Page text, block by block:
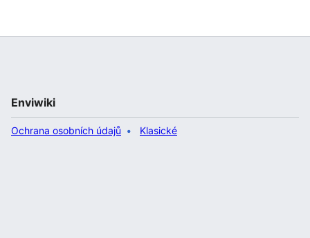
Enviwiki
Ochrana osobních údajů Klasické